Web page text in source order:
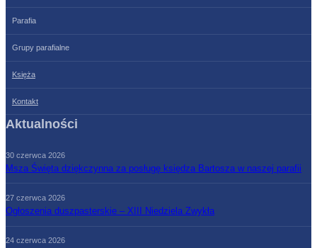
Parafia
Grupy parafialne
Księża
Kontakt
Aktualności
30 czerwca 2026
Msza Święta dziękczynna za posługę księdza Bartosza w naszej parafii
27 czerwca 2026
Ogłoszenia duszpasterskie – XIII Niedziela Zwykła
24 czerwca 2026